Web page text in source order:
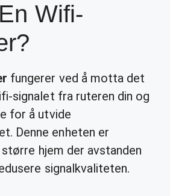
Wifi-
fungerer ved å motta det
signalet fra ruteren din og
for å utvide
Denne enheten er
hjem der avstanden
signalkvaliteten.